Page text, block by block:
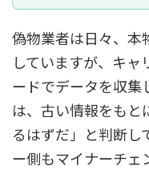
偽物業者は日々、本
していますが、キ
ードでデータを収集
は、古い情報をもと
るはずだ」と判断し
ー側もマイナーチェ